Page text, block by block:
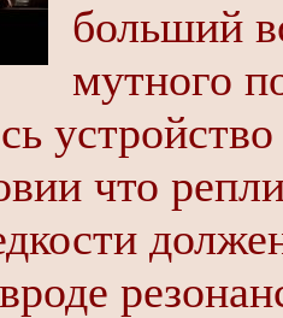
больший
мутного
что